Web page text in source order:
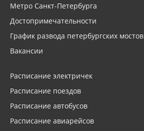
Метро Санкт-Петербурга
Достопримечательности
График развода петербургских мостов
Вакансии
Расписание электричек
Расписание поездов
Расписание автобусов
Расписание авиарейсов